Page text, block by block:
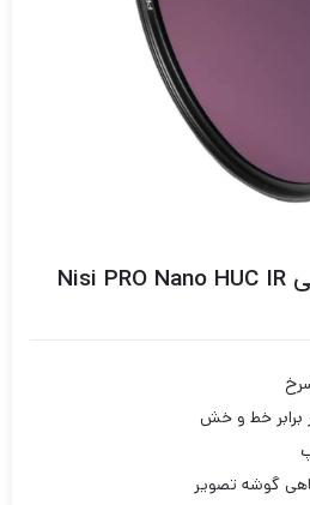
فیلتر عکاسی نیسی Nisi PRO Nano HUC IR
خط و خش
گوشه تصویر